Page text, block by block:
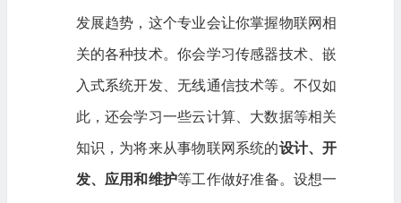
发展趋势，这个专业会让你掌握物联网相
关的各种技术。你会学习传感器技术、嵌
入式系统开发、无线通信技术等。不仅如
此，还会学习一些云计算、大数据等相关
知识，为将来从事物联网系统的设计、开
发、应用和维护等工作做好准备。设想一